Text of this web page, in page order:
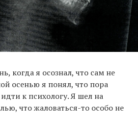
когда я осознал, что сам не
осенью я понял, что пора
идти к психологу. Я шел на
что жаловаться-то особо не